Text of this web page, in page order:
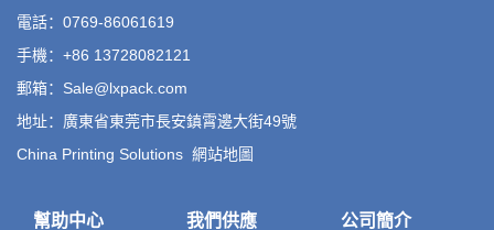
電話：0769-86061619
手機：+86 13728082121
郵箱：Sale@lxpack.com
地址：廣東省東莞市長安鎮霄邊大街49號
China Printing Solutions 網站地圖
幫助中心 我們供應 公司簡介